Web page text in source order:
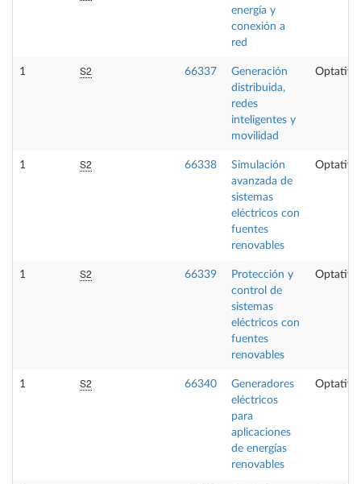
energía y
conexión a
red
1 S2 66337
Generación
distribuida,
redes
inteligentes y
movilidad
Optativa
1 S2 66338
Simulación
avanzada de
sistemas
eléctricos con
fuentes
renovables
Optativa
1 S2 66339
Protección y
control de
sistemas
eléctricos con
fuentes
renovables
Optativa
1 S2 66340
Generadores
eléctricos
para
aplicaciones
de energías
renovables
Optativa